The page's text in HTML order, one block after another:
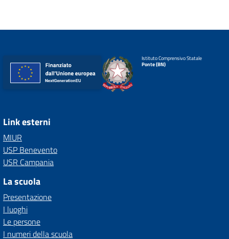
Istituto Comprensivo Statale
Ponte (BN)
Link esterni
MIUR
USP Benevento
USR Campania
La scuola
Presentazione
I luoghi
Le persone
I numeri della scuola